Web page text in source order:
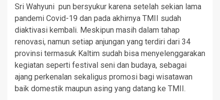
Sri Wahyuni pun bersyukur karena setelah sekian lama
pandemi Covid-19 dan pada akhirnya TMII sudah
diaktivasi kembali. Meskipun masih dalam tahap
renovasi, namun setiap anjungan yang terdiri dari 34
provinsi termasuk Kaltim sudah bisa menyelenggarakan
kegiatan seperti festival seni dan budaya, sebagai
ajang perkenalan sekaligus promosi bagi wisatawan
baik domestik maupun asing yang datang ke TMII.